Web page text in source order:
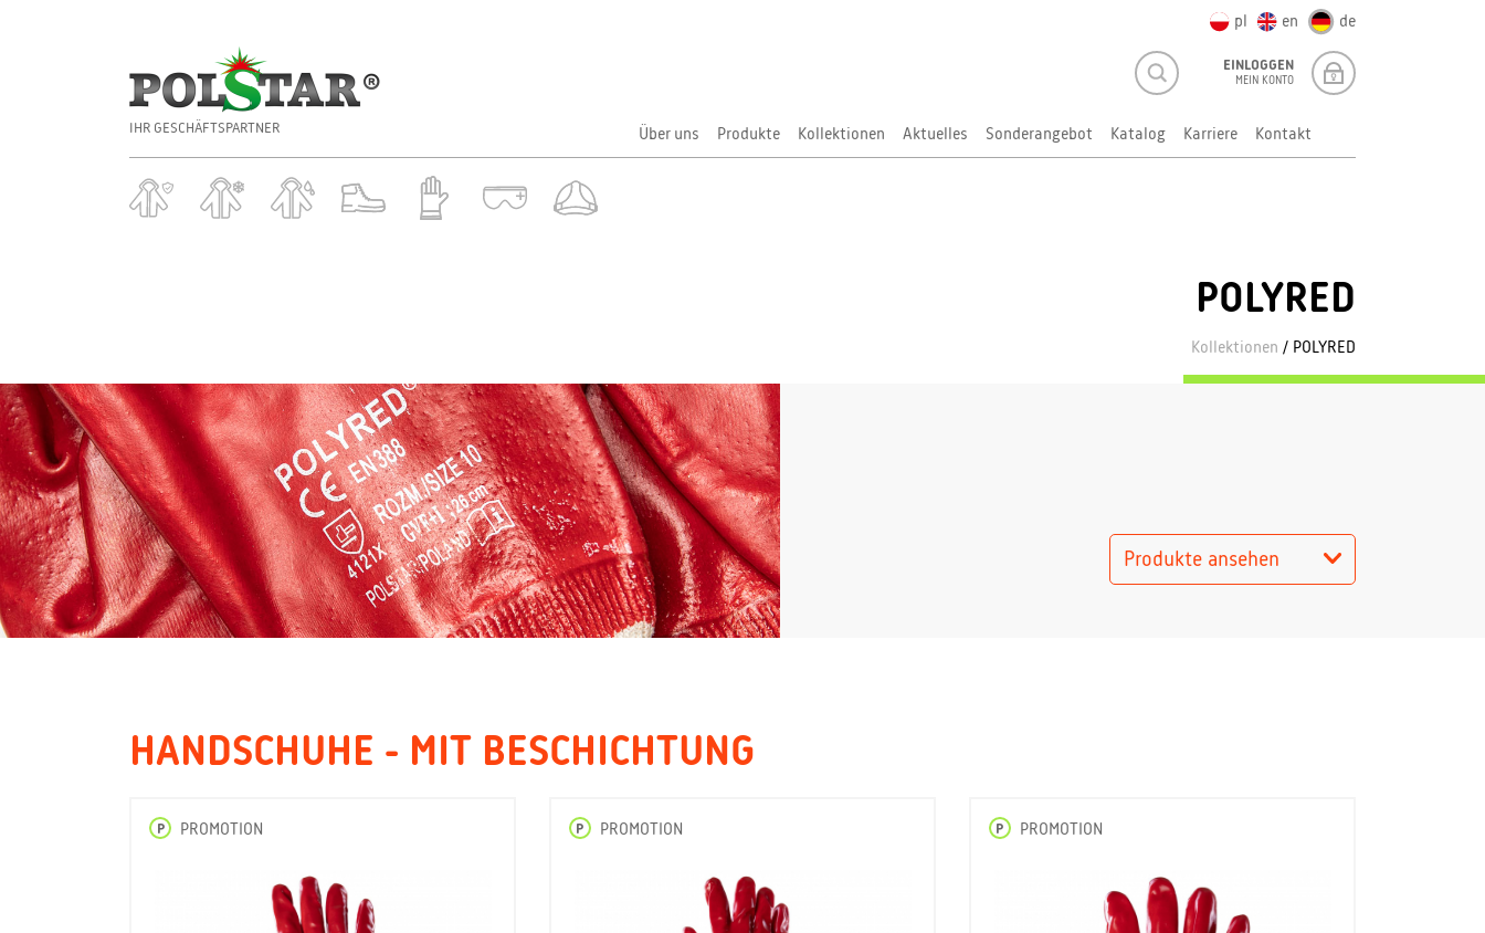
pl en de
IHR GESCHÄFTSPARTNER
EINLOGGEN
MEIN KONTO
Über uns Produkte Kollektionen Aktuelles Sonderangebot Katalog Karriere Kontakt
POLYRED
Kollektionen / POLYRED
Produkte ansehen
HANDSCHUHE - MIT BESCHICHTUNG
P PROMOTION P PROMOTION P PROMOTION